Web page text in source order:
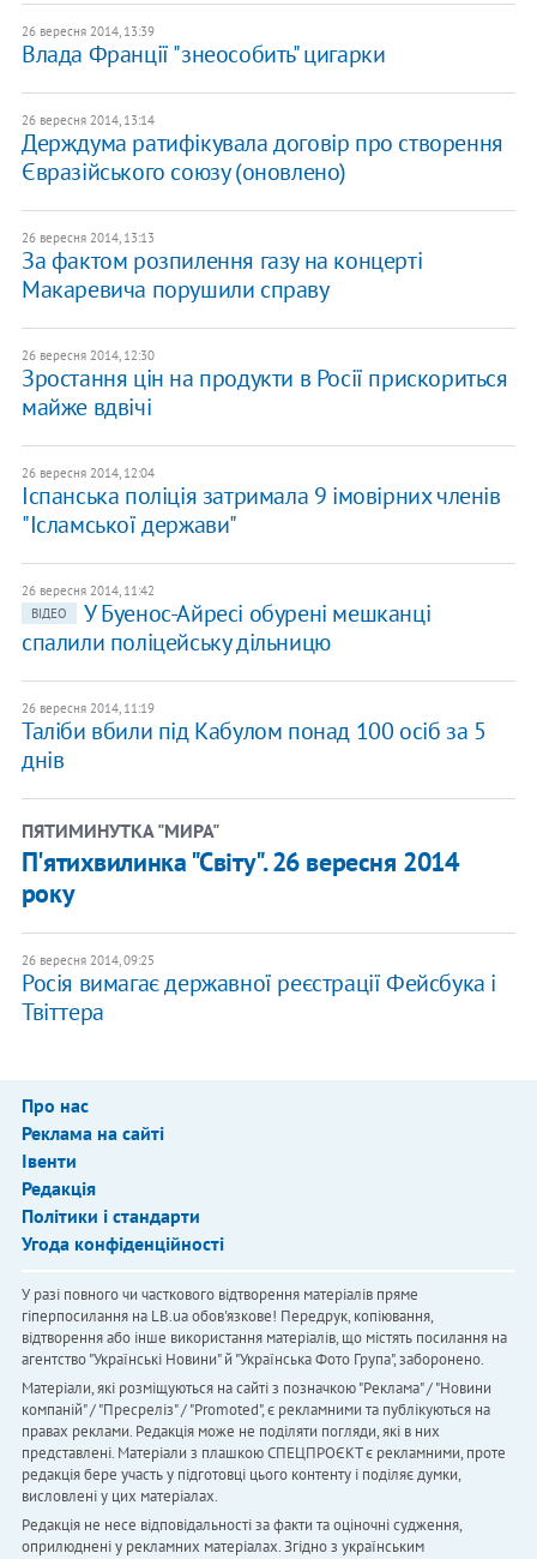
26 вересня 2014, 13:39
Влада Франції "знеособить" цигарки
26 вересня 2014, 13:14
Держдума ратифікувала договір про створення
Євразійського союзу (оновлено)
26 вересня 2014, 13:13
За фактом розпилення газу на концерті
Макаревича порушили справу
26 вересня 2014, 12:30
Зростання цін на продукти в Росії прискориться
майже вдвічі
26 вересня 2014, 12:04
Іспанська поліція затримала 9 імовірних членів
"Ісламської держави"
26 вересня 2014, 11:42
ВІДЕО
У Буенос-Айресі обурені мешканці
спалили поліцейську дільницю
26 вересня 2014, 11:19
Таліби вбили під Кабулом понад 100 осіб за 5
днів
ПЯТИМИНУТКА "МИРА"
П'ятихвилинка "Світу". 26 вересня 2014
року
26 вересня 2014, 09:25
Росія вимагає державної реєстрації Фейсбука і
Твіттера
Про нас
Реклама на сайті
Івенти
Редакція
Політики і стандарти
Угода конфіденційності
У разі повного чи часткового відтворення матеріалів пряме
гіперпосилання на LB.ua обов'язкове! Передрук, копіювання,
відтворення або інше використання матеріалів, що містять посилання на
агентство "Українськi Новини" й "Українська Фото Група", заборонено.
Матеріали, які розміщуються на сайті з позначкою "Реклама" / "Новини
компаній" / "Пресреліз" / "Promoted", є рекламними та публікуються на
правах реклами. Редакція може не поділяти погляди, які в них
представлені. Матеріали з плашкою СПЕЦПРОЄКТ є рекламними, проте
редакція бере участь у підготовці цього контенту і поділяє думки,
висловлені у цих матеріалах.
Редакція не несе відповідальності за факти та оціночні судження,
оприлюднені у рекламних матеріалах. Згідно з українським